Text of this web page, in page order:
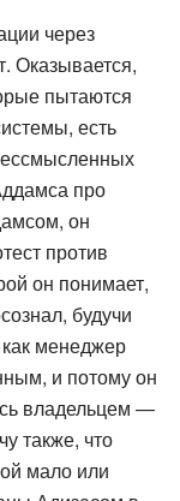
через
Оказывается,
пытаются
есть
про
он
против
он понимает,
будучи
менеджер
и потому он
владельцем —
также, что
мало или